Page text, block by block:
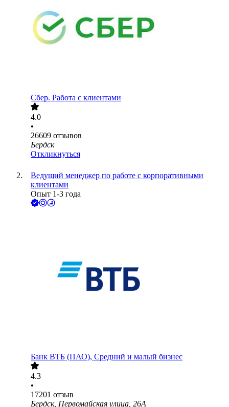
Сбер. Работа с клиентами
4.0
•
26609 отзывов
Бердск
Откликнуться
Ведущий менеджер по работе с корпоративными
клиентами
Опыт 1-3 года
Банк ВТБ (ПАО), Средний и малый бизнес
4.3
•
17201 отзыв
Бердск, Первомайская улица, 26А